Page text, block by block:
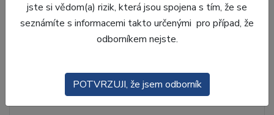
ZHOTOVENÍ MODELŮ
VOSKOVÁ MODELACE
MODELOVACÍ PRYSKYŘICE
jste si vědom(a) rizik, která jsou spojena s tím, že se
seznámíte s informacemi takto určenými pro případ, že
odborníkem nejste.
POTVRZUJI, že jsem odborník